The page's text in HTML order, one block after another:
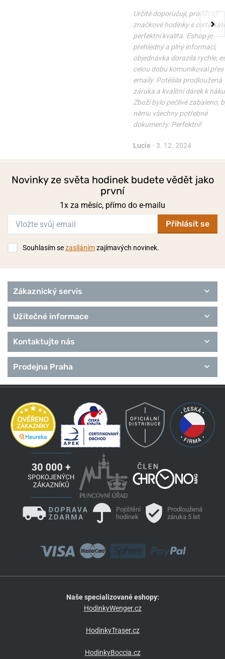
Určitě doporučuji, prodávají
značkové hodinky s
perfektní kvalita. Eshop je
přehledný a plný informací,
objednávka dorazila rychle,
celou dobu komunikoval přes
emaily. Potěšila prodloužená
záruka a kvalitní dárek k
Zboží bylo pečlivě zabaleno,
němu všechny potřebné
dokumenty. Perfektní!
Lucie • 3. 12. 2024
Novinky ze světa hodinek budete vědět jako
první
1x za měsíc, přímo do e-mailu
Přihlásit se
Souhlasím sezasílánímzajímavých novinek.
Zákaznický servis
Užitečné informace
Kontaktujte nás
Prodejna Praha
Pojištění
hodinek
Prodloužená
záruka 5 let
Naše specializované eshopy:
HodinkyWenger.cz
HodinkyTraser.cz
HodinkyBoccia.cz